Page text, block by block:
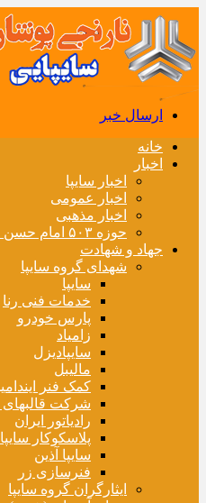
ارسال خبر
خانه
اخبار
اخبار سایپا
اخبار عمومی
اخبار مذهبی
حوزه ۵۰۳ امام حسن مجتبی(ع) گروه سایپا
جهاد و شهادت
شهدای گروه سایپا
سایپا
خدمات فنی رنا
پارس خودرو
زامیاد
سایپادیزل
مالیبل
کمک فنر
شرکت
رادیاتور ایران
پلاسکوکار سایپا
سایپا آذین
فنرسازی زر
ایثارگران گروه سایپا